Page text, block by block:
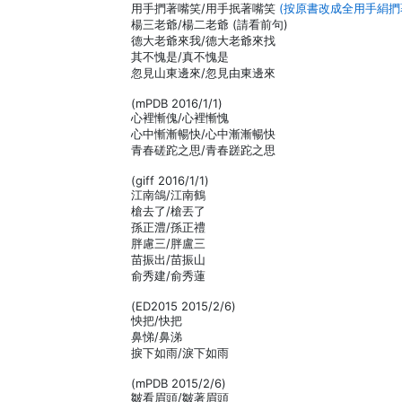
用手捫著嘴笑/用手抿著嘴笑 (按原書改成全用手絹
楊三老爺/楊二老爺 (請看前句)
德大老爺來我/德大老爺來找
其不愧是/真不愧是
忽見山東邊來/忽見由東邊來
(mPDB 2016/1/1)
心裡慚傀/心裡慚愧
心中慚漸暢快/心中漸漸暢快
青春磋跎之思/青春蹉跎之思
(giff 2016/1/1)
江南鴿/江南鶴
槍去了/槍丟了
孫正澧/孫正禮
胖慮三/胖盧三
苗振出/苗振山
俞秀建/俞秀蓮
(ED2015 2015/2/6)
怏把/快把
鼻悌/鼻涕
捩下如雨/淚下如雨
(mPDB 2015/2/6)
皺看眉頭/皺著眉頭